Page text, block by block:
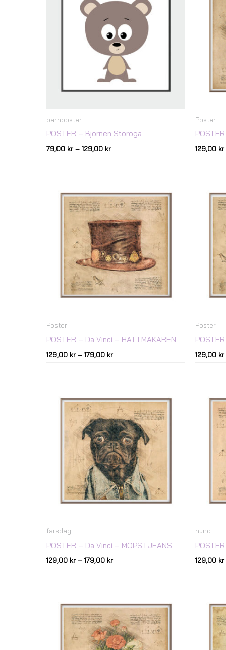
barnposter
POSTER – Björnen Storöga
79,00 kr – 129,00 kr
Poster
129,00 kr
Poster
POSTER – Da Vinci – HATTMAKAREN
129,00 kr – 179,00 kr
till
179,00 kr
Poster
129,00 kr
farsdag
POSTER – Da Vinci – MOPS I JEANS
129,00 kr – 179,00 kr
till
179,00 kr
hund
129,00 kr
till
179,00 kr